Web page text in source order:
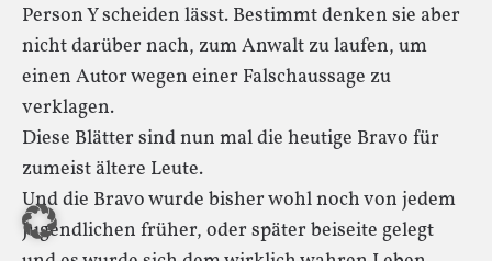
Person Y scheiden lässt. Bestimmt denken sie aber
nicht darüber nach, zum Anwalt zu laufen, um
einen Autor wegen einer Falschaussage zu
verklagen.
Diese Blätter sind nun mal die heutige Bravo für
zumeist ältere Leute.
Und die Bravo wurde bisher wohl noch von jedem
Jugendlichen früher, oder später beiseite gelegt